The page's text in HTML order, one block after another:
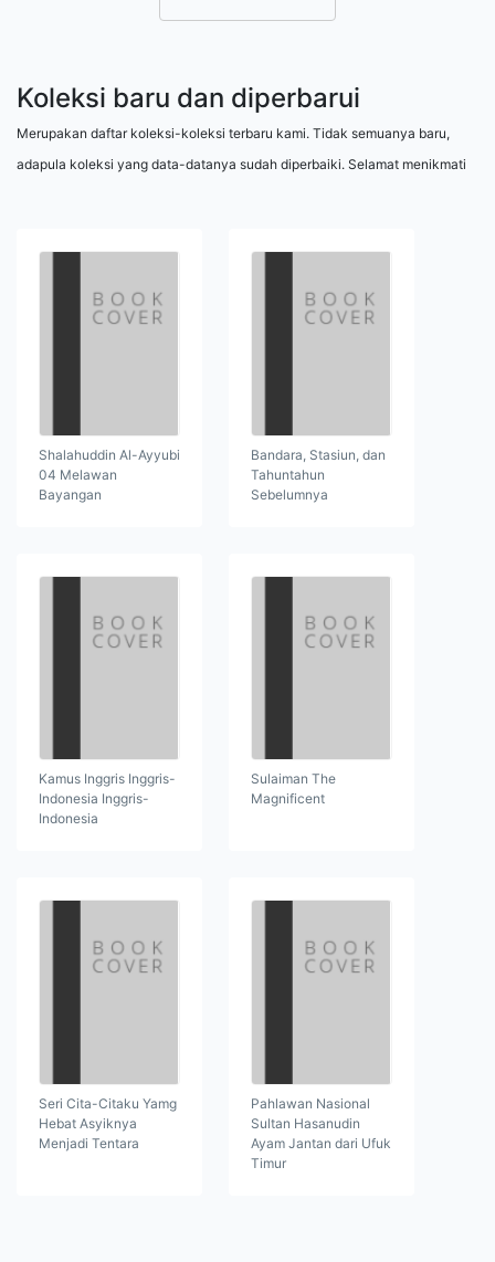
Koleksi baru dan diperbarui
Merupakan daftar koleksi-koleksi terbaru kami. Tidak semuanya baru,
adapula koleksi yang data-datanya sudah diperbaiki. Selamat menikmati
Shalahuddin Al-Ayyubi
04 Melawan
Bayangan
Bandara, Stasiun, dan
Tahuntahun
Sebelumnya
Kamus Inggris Inggris-
Indonesia Inggris-
Indonesia
Sulaiman The
Magnificent
Seri Cita-Citaku Yamg
Hebat Asyiknya
Menjadi Tentara
Pahlawan Nasional
Sultan Hasanudin
Ayam Jantan dari Ufuk
Timur